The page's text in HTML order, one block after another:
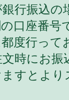
行振込の
口座番号
度行って
時にお振
すとより